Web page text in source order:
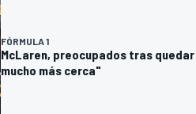
FÓRMULA 1
McLaren, preocupados tras
mucho más cerca"